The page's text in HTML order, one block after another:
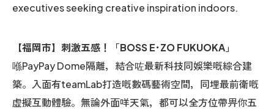
executives seeking creative inspiration indoors.
【福岡市】刺激五感！「BOSS E･ZO FUKUOKA」
喺PayPay Dome隔離，結合咗最新科技同娛樂嘅綜合建
築。入面有teamLab打造嘅數碼藝術空間，同埋最前衛嘅
虛擬互動體驗。無論外面咩天氣，都可以全方位帶畀你五